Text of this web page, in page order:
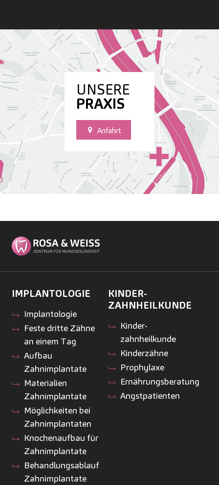
UNSERE
PRAXIS
Anfahrt
IMPLANTOLOGIE
Implantologie
Feste dritte Zähne
an einem Tag
Aufbau
Zahnimplantate
Materialien
Zahnimplantate
Möglichkeiten bei
Zahnimplantaten
Knochenaufbau für
Zahnimplantate
Behandlungsablauf
Zahnimplantate
KINDER­
ZAHNHEILKUNDE
Kinder­
zahnheilkunde
Kinderzähne
Prophylaxe
Ernährungsberatung
Angstpatienten